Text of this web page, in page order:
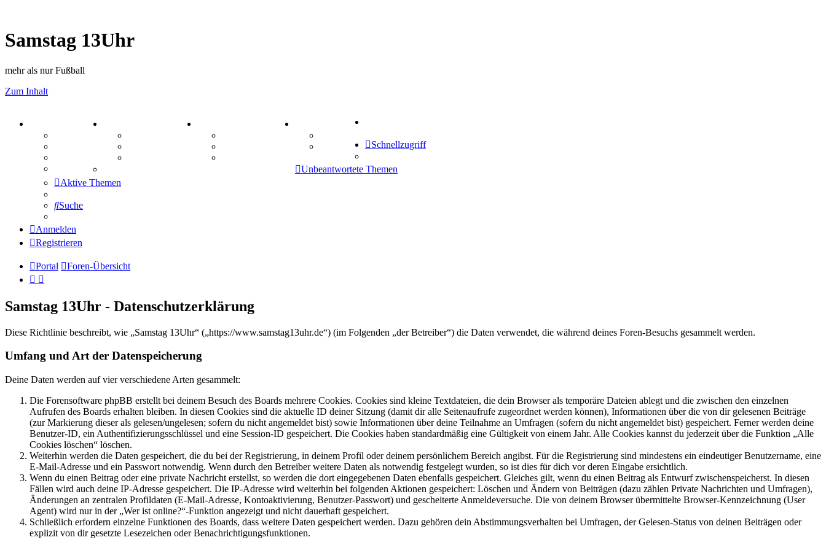
Samstag 13Uhr
mehr als nur Fußball
Zum Inhalt
Mastodon
Comunio
Schnellzugriff
Unbeantwortete Themen
Aktive Themen
Suche
Anmelden
Registrieren
Portal Foren-Übersicht
Samstag 13Uhr - Datenschutzerklärung
Diese Richtlinie beschreibt, wie „Samstag 13Uhr“ („https://www.samstag13uhr.de“) (im Folgenden „der Betreiber“) die Daten verwendet, die während deines Foren-Besuchs gesammelt werden.
Umfang und Art der Datenspeicherung
Deine Daten werden auf vier verschiedene Arten gesammelt:
Die Forensoftware phpBB erstellt bei deinem Besuch des Boards mehrere Cookies. Cookies sind kleine Textdateien, die dein Browser als temporäre Dateien ablegt und die zwischen den einzelnen
Aufrufen des Boards erhalten bleiben. In diesen Cookies sind die aktuelle ID deiner Sitzung (damit dir alle Seitenaufrufe zugeordnet werden können), Informationen über die von dir gelesenen Beiträge
(zur Markierung dieser als gelesen/ungelesen; sofern du nicht angemeldet bist) sowie Informationen über deine Teilnahme an Umfragen (sofern du nicht angemeldet bist) gespeichert. Ferner werden deine
Benutzer-ID, ein Authentifizierungsschlüssel und eine Session-ID gespeichert. Die Cookies haben standardmäßig eine Gültigkeit von einem Jahr. Alle Cookies kannst du jederzeit über die Funktion „Alle
Cookies löschen“ löschen.
Weiterhin werden die Daten gespeichert, die du bei der Registrierung, in deinem Profil oder deinem persönlichem Bereich angibst. Für die Registrierung sind mindestens ein eindeutiger Benutzername, eine
E-Mail-Adresse und ein Passwort notwendig. Wenn durch den Betreiber weitere Daten als notwendig festgelegt wurden, so ist dies für dich vor deren Eingabe ersichtlich.
Wenn du einen Beitrag oder eine private Nachricht erstellst, so werden die dort eingegebenen Daten ebenfalls gespeichert. Gleiches gilt, wenn du einen Beitrag als Entwurf zwischenspeicherst. In diesen
Fällen wird auch deine IP-Adresse gespeichert. Die IP-Adresse wird weiterhin bei folgenden Aktionen gespeichert: Löschen und Ändern von Beiträgen (dazu zählen Private Nachrichten und Umfragen),
Änderungen an zentralen Profildaten (E-Mail-Adresse, Kontoaktivierung, Benutzer-Passwort) und gescheiterte Anmeldeversuche. Die von deinem Browser übermittelte Browser-Kennzeichnung (User
Agent) wird nur in der „Wer ist online?“-Funktion angezeigt und nicht dauerhaft gespeichert.
Schließlich erfordern einzelne Funktionen des Boards, dass weitere Daten gespeichert werden. Dazu gehören dein Abstimmungsverhalten bei Umfragen, der Gelesen-Status von deinen Beiträgen oder
explizit von dir gesetzte Lesezeichen oder Benachrichtigungsfunktionen.